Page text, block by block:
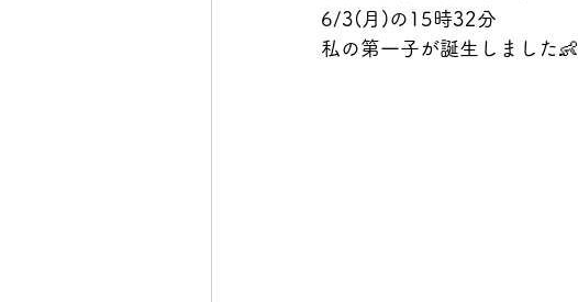
6/3(月)の15時32分
私の第一子が誕生しました👶